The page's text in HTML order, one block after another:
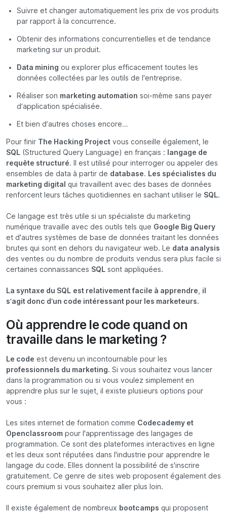
Suivre et changer automatiquement les prix de vos produits
par rapport à la concurrence.
Obtenir des informations concurrentielles et de tendance
marketing sur un produit.
Data mining ou explorer plus efficacement toutes les
données collectées par les outils de l'entreprise.
Réaliser son marketing automation soi-même sans payer
d’application spécialisée.
Et bien d’autres choses encore…
Pour finir The Hacking Project vous conseille également, le
SQL (Structured Query Language) en français :
langage de
requête structuré. Il est utilisé pour interroger ou appeler des
ensembles de data à partir de database. Les spécialistes du
marketing digital qui travaillent avec des bases de données
renforcent leurs tâches quotidiennes en sachant utiliser le SQL.
Ce langage est très utile si un spécialiste du marketing
numérique travaille avec des outils tels que Google Big Query
et d'autres systèmes de base de données traitant les données
brutes qui sont en dehors du navigateur web. Le data analysis
des ventes ou du nombre de produits vendus sera plus facile si
certaines connaissances SQL sont appliquées.
La syntaxe du SQL est relativement facile à apprendre, il
s’agit donc d’un code intéressant pour les marketeurs.
Où apprendre le code quand on
travaille dans le marketing ?
Le code est devenu un incontournable pour les
professionnels du marketing. Si vous souhaitez vous lancer
dans la programmation ou si vous voulez simplement en
apprendre plus sur le sujet, il existe plusieurs options pour
vous :
Les sites internet de formation comme Codecademy et
Openclassroom pour l'apprentissage des langages de
programmation. Ce sont des plateformes interactives en ligne
et les deux sont réputées dans l'industrie pour apprendre le
langage du code. Elles donnent la possibilité de s'inscrire
gratuitement. Ce genre de sites web proposent également des
cours premium si vous souhaitez aller plus loin.
Il existe également de nombreux bootcamps qui proposent